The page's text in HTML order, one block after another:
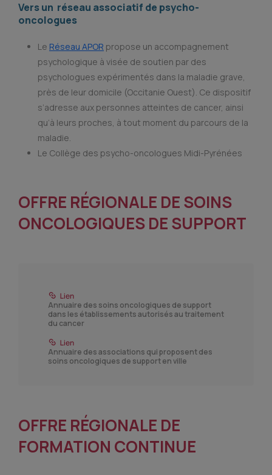
Vers un réseau associatif de psycho-
oncologues
Le Réseau APOR propose un accompagnement
psychologique à visée de soutien par des
psychologues expérimentés dans la maladie grave,
près de leur domicile (Occitanie Ouest). Ce dispositif
s’adresse aux personnes atteintes de cancer, ainsi
qu’à leurs proches, à tout moment du parcours de la
maladie.
Le Collège des psycho-oncologues Midi-Pyrénées
OFFRE RÉGIONALE DE SOINS
ONCOLOGIQUES DE SUPPORT
Annuaire des soins oncologiques de support
dans les établissements autorisés au traitement
du cancer
Annuaire des associations qui proposent des
soins oncologiques de support en ville
OFFRE RÉGIONALE DE
FORMATION CONTINUE